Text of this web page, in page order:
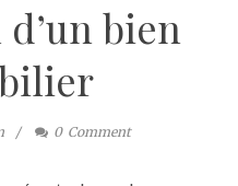
bien
0 Comment